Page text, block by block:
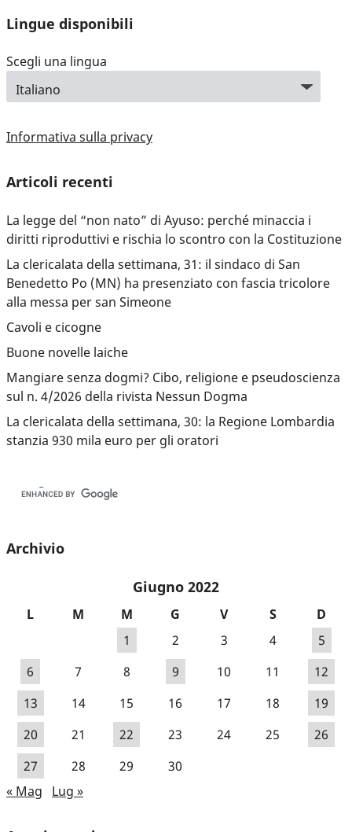
Lingue disponibili
Scegli una lingua
Informativa sulla privacy
Articoli recenti
La legge del “non nato” di Ayuso: perché minaccia i
diritti riproduttivi e rischia lo scontro con la Costituzione
La clericalata della settimana, 31: il sindaco di San
Benedetto Po (MN) ha presenziato con fascia tricolore
alla messa per san Simeone
Cavoli e cicogne
Buone novelle laiche
Mangiare senza dogmi? Cibo, religione e pseudoscienza
sul n. 4/2026 della rivista Nessun Dogma
La clericalata della settimana, 30: la Regione Lombardia
stanzia 930 mila euro per gli oratori
Archivio
Giugno 2022
L M M G V S
D
1
2 3 4
5
6
7 8 9 10 11
12
13
14 15 16 17 18
19
20
21 22 23 24 25
26
27
28 29
30
« Mag
Lug »